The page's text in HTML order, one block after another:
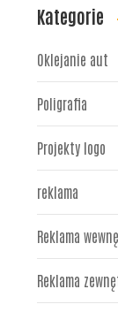
Kategorie
Oklejanie aut
Poligrafia
Projekty logo
reklama
Reklama
Reklama